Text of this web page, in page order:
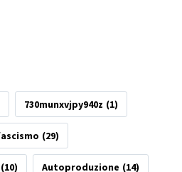
730munxvjpy940z (1)
(29)
(10) Autoproduzione (14)